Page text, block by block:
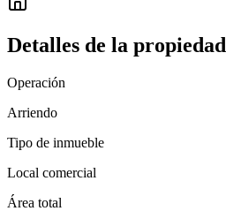
Detalles de la propiedad
Operación
Arriendo
Tipo de inmueble
Local comercial
Área total